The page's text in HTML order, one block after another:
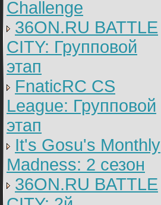
Challenge
36ON.RU BATTLE
CITY: Групповой
этап
FnaticRC CS
League: Групповой
этап
It's Gosu's Monthly
Madness: 2 сезон
36ON.RU BATTLE